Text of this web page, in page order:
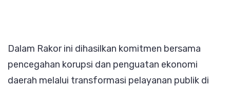
Dalam Rakor ini dihasilkan komitmen bersama
pencegahan korupsi dan penguatan ekonomi
daerah melalui transformasi pelayanan publik di